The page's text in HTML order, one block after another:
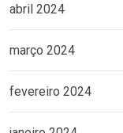
abril 2024
março 2024
fevereiro 2024